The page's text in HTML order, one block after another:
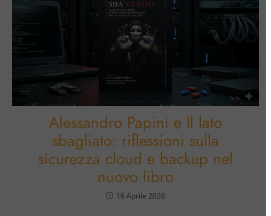
Alessandro Papini e Il lato
sbagliato: riflessioni sulla
sicurezza cloud e backup nel
nuovo libro
16 Aprile 2026